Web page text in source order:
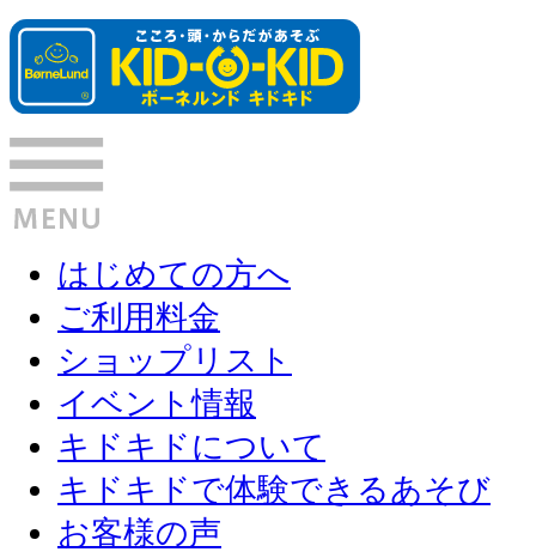
はじめての方へ
ご利用料金
ショップリスト
イベント情報
キドキドについて
キドキドで体験できるあそび
お客様の声